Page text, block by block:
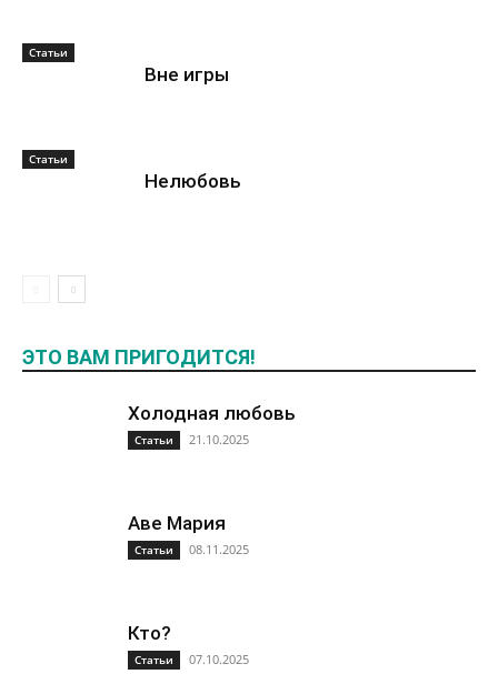
Статьи
Вне игры
Статьи
Нелюбовь
ЭТО ВАМ ПРИГОДИТСЯ!
Холодная любовь
Статьи 21.10.2025
Аве Мария
Статьи 08.11.2025
Кто?
Статьи 07.10.2025